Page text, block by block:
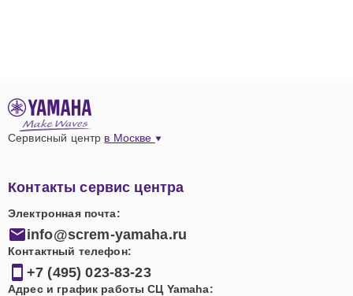
Сервисный центр в Москве
Контакты сервис центра
Электронная почта:
info@screm-yamaha.ru
Контактный телефон:
+7 (495) 023-83-23
Адрес и график работы СЦ Yamaha: